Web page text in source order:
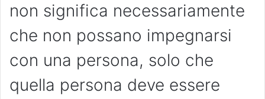
non significa necessariamente
che non possano impegnarsi
con una persona, solo che
quella persona deve essere